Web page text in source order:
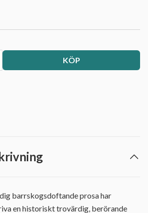
KÖP
barrskogsdoftande prosa har
en historiskt trovärdig, berörande